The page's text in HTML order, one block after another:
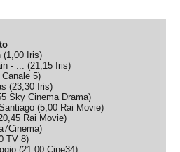
(1,00 Iris)
- ... (21,15 Iris)
Canale 5)
(23,30 Iris)
Sky Cinema Drama)
(5,00 Rai Movie)
Rai Movie)
)
TV 8)
(21,00 Cine34)